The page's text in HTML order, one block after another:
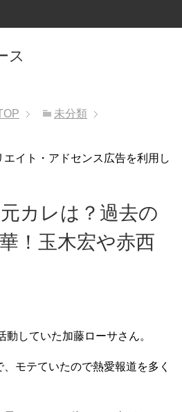
ス
未分類
イト・アドセンス広告を利用し
カレは？過去の
！玉木宏や赤西
していた加藤ローサさん。
モテていたので熱愛報道を多く